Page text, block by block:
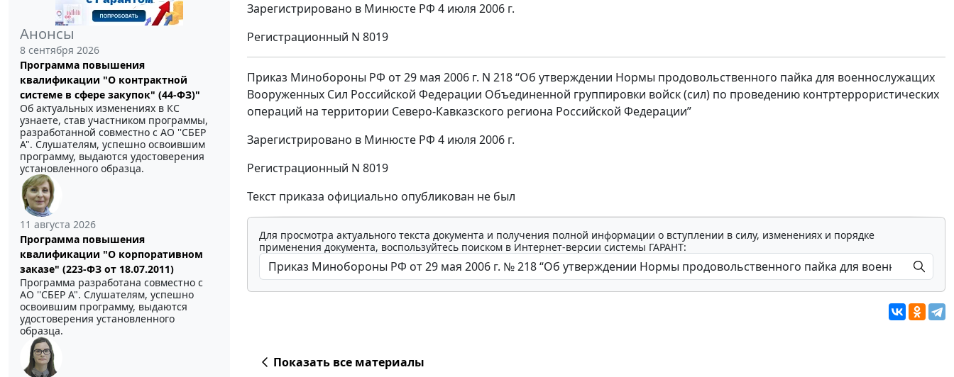
Анонсы
8 сентября 2026
Программа повышения
квалификации "О контрактной
системе в сфере закупок" (44-ФЗ)"
Об актуальных изменениях в КС
узнаете, став участником программы,
разработанной совместно с АО ''СБЕР
А". Слушателям, успешно освоившим
программу, выдаются удостоверения
установленного образца.
11 августа 2026
Программа повышения
квалификации "О корпоративном
заказе" (223-ФЗ от 18.07.2011)
Программа разработана совместно с
АО ''СБЕР А". Слушателям, успешно
освоившим программу, выдаются
удостоверения установленного
образца.
Зарегистрировано в Минюсте РФ 4 июля 2006 г.
Регистрационный N 8019
Приказ Минобороны РФ от 29 мая 2006 г. N 218 “Об утверждении Нормы продовольственного пайка для военнослужащих
Вооруженных Сил Российской Федерации Объединенной группировки войск (сил) по проведению контртеррористических
операций на территории Северо-Кавказского региона Российской Федерации”
Зарегистрировано в Минюсте РФ 4 июля 2006 г.
Регистрационный N 8019
Текст приказа официально опубликован не был
Для просмотра актуального текста документа и получения полной информации о вступлении в силу, изменениях и порядке
применения документа, воспользуйтесь поиском в Интернет-версии системы ГАРАНТ:
Показать все материалы